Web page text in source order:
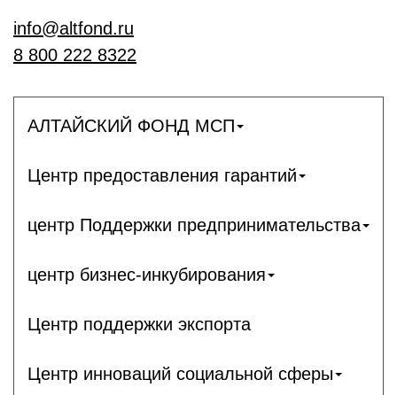
info@altfond.ru
8 800 222 8322
АЛТАЙСКИЙ ФОНД МСП
Центр предоставления гарантий
центр Поддержки предпринимательства
центр бизнес-инкубирования
Центр поддержки экспорта
Центр инноваций социальной сферы